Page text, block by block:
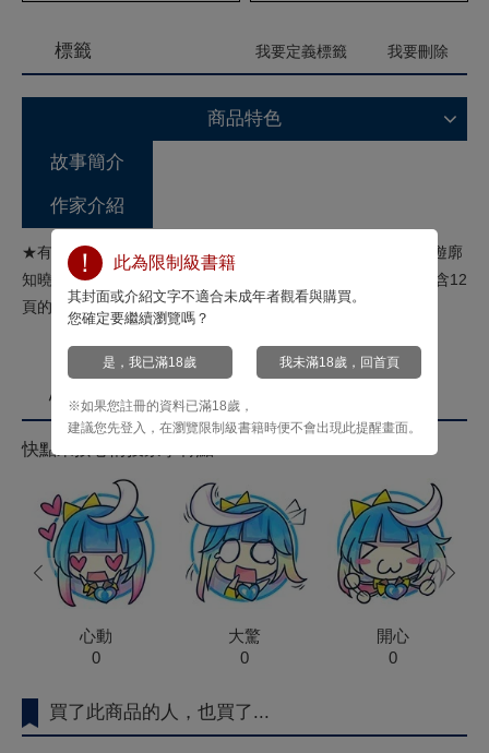
標籤 我要定義標籤 我要刪除
商品特色
故事簡介
作家介紹
★有「另一面」的富家子弟✕為了家人向男人賣身的男娼★在遊廓
知曉愛一個人的痛苦與喜悅。★描繪禁斷戀情的遊廓ＢＬ★包含12
頁的床戲★總共收錄20頁加筆!!★隨書附錄：雙面小卡！
心情投票
快點來按心情投票拿菁點！
心動
0
大驚
0
開心
0
prev next
買了此商品的人，也買了...
此為限制級書籍
其封面或介紹文字不適合未成年者觀看與購買。
您確定要繼續瀏覽嗎？
是，我已滿18歲 我未滿18歲，回首頁
※如果您註冊的資料已滿18歲，
建議您先登入，在瀏覽限制級書籍時便不會出現此提醒畫面。